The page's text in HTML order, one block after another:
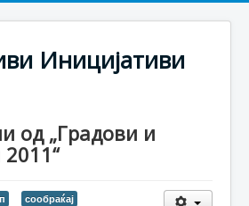
Иницијативи
од „Градови и
сообраќај